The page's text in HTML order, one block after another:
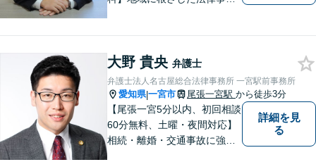
事務所にご相談ください。お
一人お一人の状況を深く理解
し、解決方法をご提案しま
す。
大野 貴央 弁護士
弁護士法人名古屋総合法律事務所 一宮駅前事務所
愛知県|一宮市 尾張一宮駅 から徒歩3分
【尾張一宮5分以内、初回相談
60分無料、土曜・夜間対応】
相続・離婚・交通事故に強い
詳細を見
る